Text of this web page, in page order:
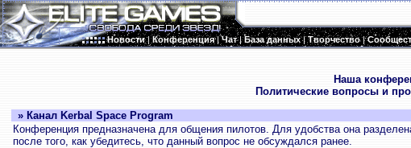
Новости|Конференция|Чат|База данных|Творчество|
Наша
Политические вопросы и
» Канал Kerbal Space Program
Конференция предназначена для общения пилотов. Для удобства она
после того, как убедитесь, что данный вопрос не обсуждался ранее.